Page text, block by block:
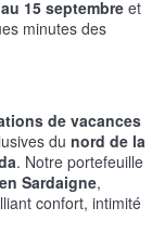
15 septembre et
minutes des
de vacances
du nord de la
. Notre portefeuille
Sardaigne,
confort, intimité